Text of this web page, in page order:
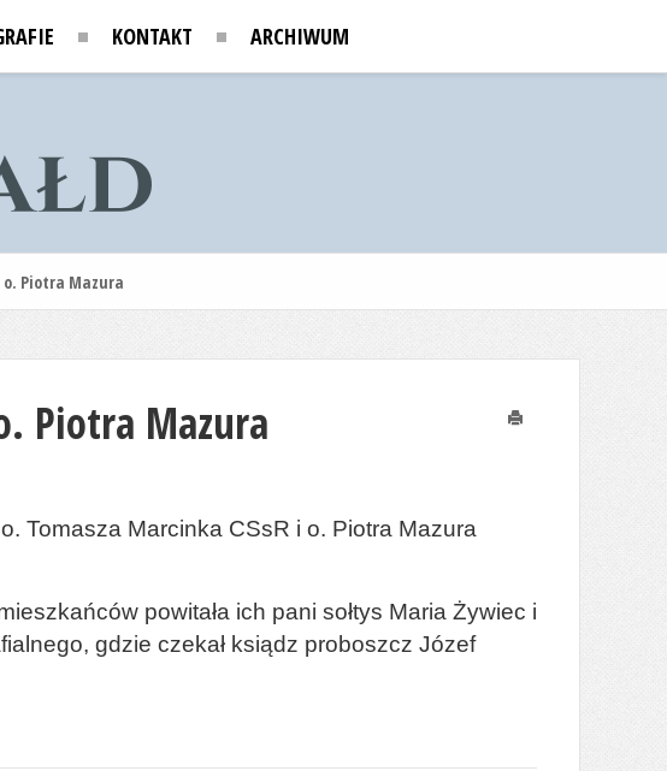
KONTAKT ARCHIWUM
Piotra Mazura
Piotra Mazura
Tomasza Marcinka CSsR i o. Piotra Mazura
powitała ich pani sołtys Maria Żywiec i
gdzie czekał ksiądz proboszcz Józef